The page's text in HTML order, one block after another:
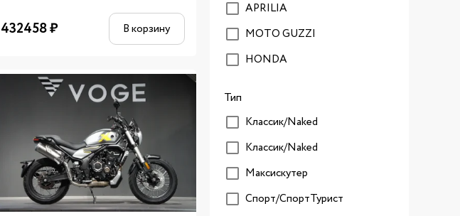
432458₽ В корзину
APRILIA
MOTO GUZZI
HONDA
Тип
Классик/Naked
Классик/Naked
Максискутер
Спорт/CпортТурист